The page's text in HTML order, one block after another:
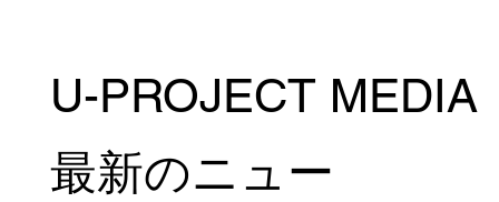
山本美憂、ボクシングデビュー戦の密着
U-PROJECT MEDIA
最新のニュー